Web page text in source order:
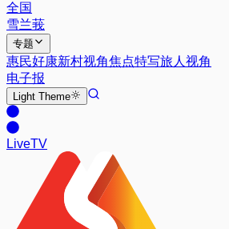
全国
雪兰莪
专题
惠民好康新村视角焦点特写旅人视角
电子报
Light Theme
LiveTV